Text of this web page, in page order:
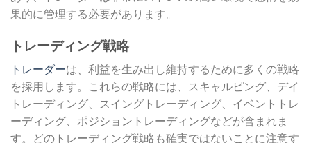
果的に管理する必要があります。
トレーディング戦略
トレーダーは、利益を生み出し維持するために多くの戦略
を採用します。これらの戦略には、スキャルピング、デイ
トレーディング、スイングトレーディング、イベントトレ
ーディング、ポジショントレーディングなどが含まれま
す。どのトレーディング戦略も確実ではないことに注意す